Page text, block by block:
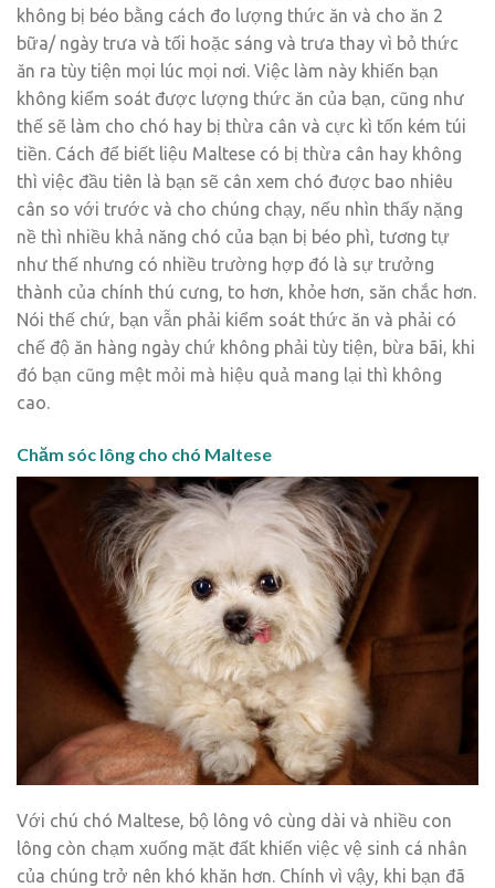
không bị béo bằng cách đo lượng thức ăn và cho ăn 2
bữa/ ngày trưa và tối hoặc sáng và trưa thay vì bỏ thức
ăn ra tùy tiện mọi lúc mọi nơi. Việc làm này khiến bạn
không kiểm soát được lượng thức ăn của bạn, cũng như
thế sẽ làm cho chó hay bị thừa cân và cực kì tốn kém túi
tiền. Cách để biết liệu Maltese có bị thừa cân hay không
thì việc đầu tiên là bạn sẽ cân xem chó được bao nhiêu
cân so với trước và cho chúng chạy, nếu nhìn thấy nặng
nề thì nhiều khả năng chó của bạn bị béo phì, tương tự
như thế nhưng có nhiều trường hợp đó là sự trưởng
thành của chính thú cưng, to hơn, khỏe hơn, săn chắc hơn.
Nói thế chứ, bạn vẫn phải kiểm soát thức ăn và phải có
chế độ ăn hàng ngày chứ không phải tùy tiện, bừa bãi, khi
đó bạn cũng mệt mỏi mà hiệu quả mang lại thì không
cao.
Chăm sóc lông cho chó Maltese
Với chú chó Maltese, bộ lông vô cùng dài và nhiều con
lông còn chạm xuống mặt đất khiến việc vệ sinh cá nhân
của chúng trở nên khó khăn hơn. Chính vì vậy, khi bạn đã